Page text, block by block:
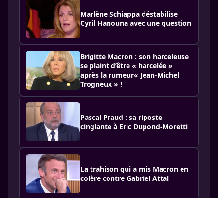
Marlène Schiappa déstabilise
Cyril Hanouna avec une question
Brigitte Macron : son harceleuse
se plaint d’être « harcelée »
après la rumeur« Jean-Michel
Trogneux » !
Pascal Praud : sa riposte
cinglante à Eric Dupond-Moretti
La trahison qui a mis Macron en
colère contre Gabriel Attal